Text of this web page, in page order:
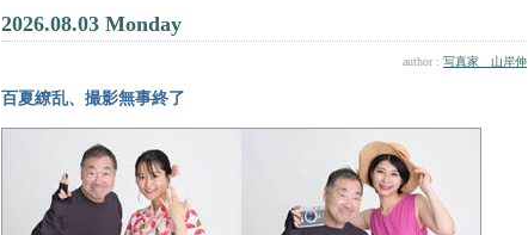
2026.08.03 Monday
author : 写真家 山岸伸
百夏繚乱、撮影無事終了